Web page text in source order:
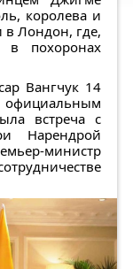
королева и
в Лондон, где,
в похоронах
Вангчук 14
официальным
встреча с
Нарендрой
министр